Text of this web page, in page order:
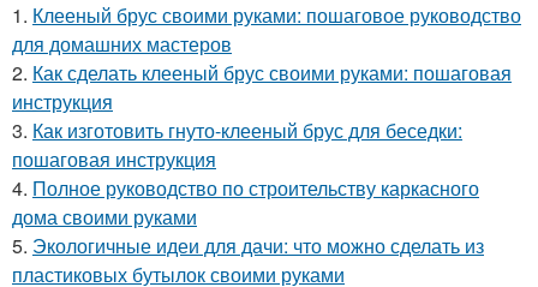
1. Клееный брус своими руками: пошаговое руководство
для домашних мастеров
2. Как сделать клееный брус своими руками: пошаговая
инструкция
3. Как изготовить гнуто-клееный брус для беседки:
пошаговая инструкция
4. Полное руководство по строительству каркасного
дома своими руками
5. Экологичные идеи для дачи: что можно сделать из
пластиковых бутылок своими руками